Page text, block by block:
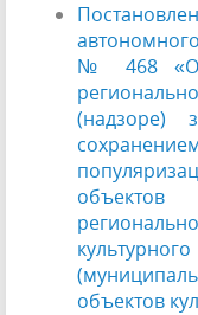
№ 468 «Об
(надзоре)
объектов